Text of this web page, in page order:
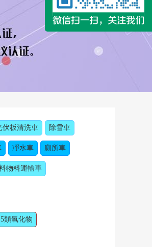
伏板清洗車 除雪車
凈水車 廁所車
物料運輸車
5類氧化物